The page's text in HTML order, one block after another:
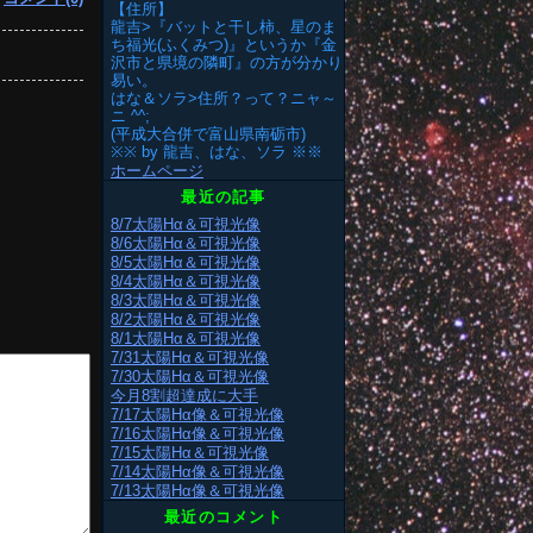
【住所】
龍吉>『バットと干し柿、星のま
ち福光(ふくみつ)』というか『金
沢市と県境の隣町』の方が分かり
易い。
はな＆ソラ>住所？って？ニャ～
ニ ^^;
(平成大合併で富山県南砺市)
※※ by 龍吉、はな、ソラ ※※
ホームページ
最近の記事
8/7太陽Hα＆可視光像
8/6太陽Hα＆可視光像
8/5太陽Hα＆可視光像
8/4太陽Hα＆可視光像
8/3太陽Hα＆可視光像
8/2太陽Hα＆可視光像
8/1太陽Hα＆可視光像
7/31太陽Hα＆可視光像
7/30太陽Hα＆可視光像
今月8割超達成に大手
7/17太陽Hα像＆可視光像
7/16太陽Hα像＆可視光像
7/15太陽Hα＆可視光像
7/14太陽Hα像＆可視光像
7/13太陽Hα像＆可視光像
最近のコメント